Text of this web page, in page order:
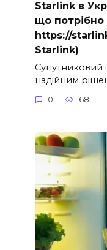
Starlink в
що потрібно
https://
Starlink)
Супутниковий
надійним
0 68